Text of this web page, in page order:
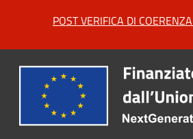
POST VERIFICA DI